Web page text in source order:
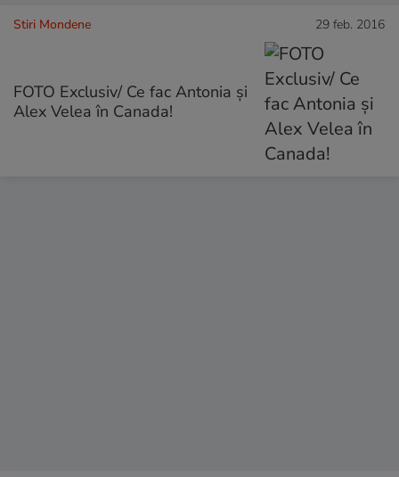
Stiri Mondene 29 feb. 2016
FOTO Exclusiv/ Ce fac Antonia și
Alex Velea în Canada!